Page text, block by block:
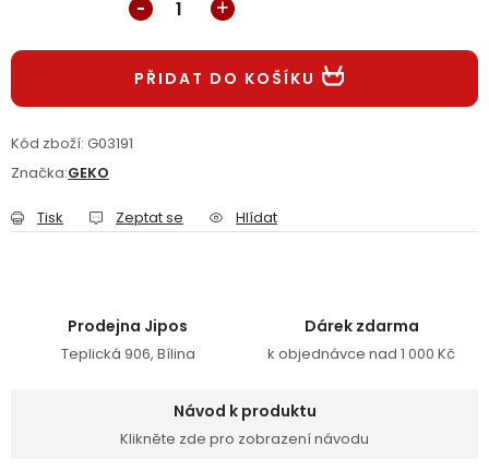
Reklamační formulář
Obchodní podmínky Reklamační řád
PŘIDAT DO KOŠÍKU
Kód zboží: G03191
Značka:GEKO
Tisk Zeptat se Hlídat
Prodejna Jipos
Teplická 906, Bílina
Dárek zdarma
k objednávce nad 1 000 Kč
Návod k produktu
Klikněte zde pro zobrazení návodu